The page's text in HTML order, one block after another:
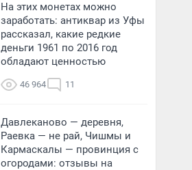
На этих монетах можно
заработать: антиквар из Уфы
рассказал, какие редкие
деньги 1961 по 2016 год
обладают ценностью
46 964 11
Давлеканово — деревня,
Раевка — не рай, Чишмы и
Кармаскалы — провинция с
огородами: отзывы на